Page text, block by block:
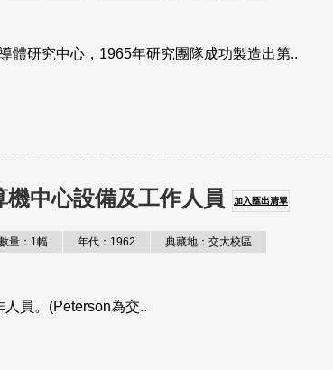
體研究中心，1965年研究團隊成功製造出第..
中心設備及工作人員 加入匯出清單
量：1幅 年代：1962 典藏地：交大校區
員。(Peterson為交..